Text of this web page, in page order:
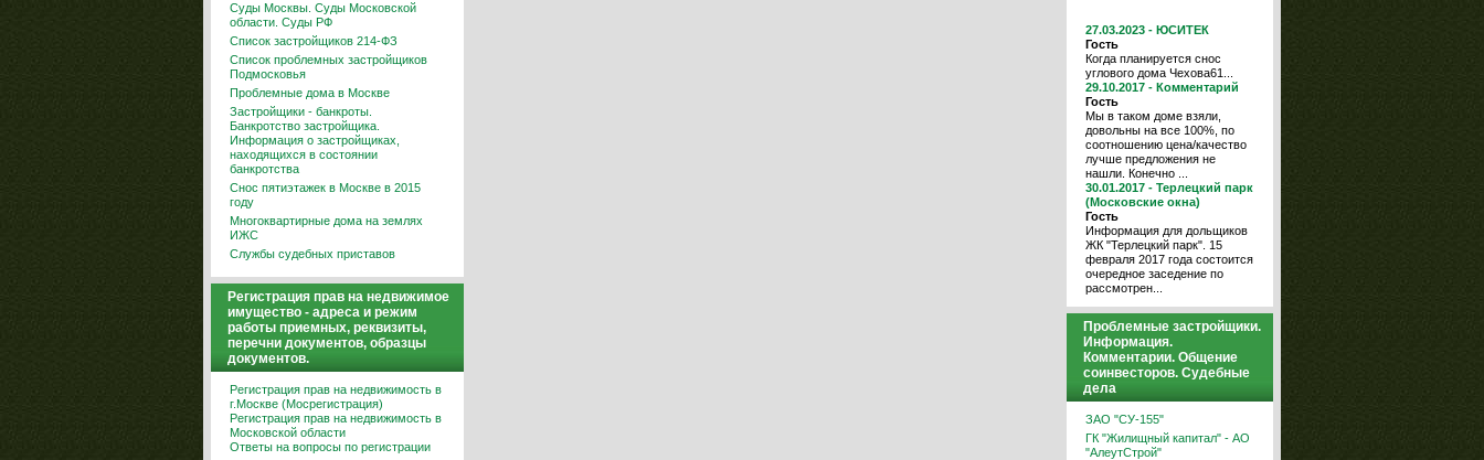
Суды Москвы. Суды Московской
области. Суды РФ
Список застройщиков 214-ФЗ
Список проблемных застройщиков
Подмосковья
Проблемные дома в Москве
Застройщики - банкроты.
Банкротство застройщика.
Информация о застройщиках,
находящихся в состоянии
банкротства
Снос пятиэтажек в Москве в 2015
году
Многоквартирные дома на землях
ИЖС
Службы судебных приставов
Регистрация прав на недвижимое
имущество - адреса и режим
работы приемных, реквизиты,
перечни документов, образцы
документов.
Регистрация прав на недвижимость в
г.Москве (Мосрегистрация)
Регистрация прав на недвижимость в
Московской области
Ответы на вопросы по регистрации
27.03.2023 - ЮСИТЕК
Гость
Когда планируется снос
углового дома Чехова61...
29.10.2017 - Комментарий
Гость
Мы в таком доме взяли,
довольны на все 100%, по
соотношению цена/качество
лучше предложения не
нашли. Конечно ...
30.01.2017 - Терлецкий парк
(Московские окна)
Гость
Информация для дольщиков
ЖК "Терлецкий парк". 15
февраля 2017 года состоится
очередное заседение по
рассмотрен...
Проблемные застройщики.
Информация.
Комментарии. Общение
соинвесторов. Судебные
дела
ЗАО "СУ-155"
ГК "Жилищный капитал" - АО
"АлеутСтрой"